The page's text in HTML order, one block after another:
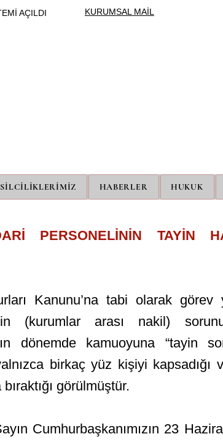
AÇILDI KURUMSAL MAİL
HABERLER HUKUK
PERSONELİNİN TAYİN
Kanunu’na tabi olarak
(kurumlar arası nakil)
dönemde kamuoyuna “tayin
birkaç yüz kişiyi
görülmüştür.
Cumhurbaşkanımızın 23